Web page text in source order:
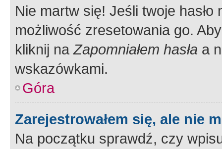
Nie martw się! Jeśli twoje
możliwość zresetowania go.
kliknij naZapomniałem hasła a
wskazówkami.
Góra
Zarejestrowałem się, ale nie
Na początku sprawdź, czy